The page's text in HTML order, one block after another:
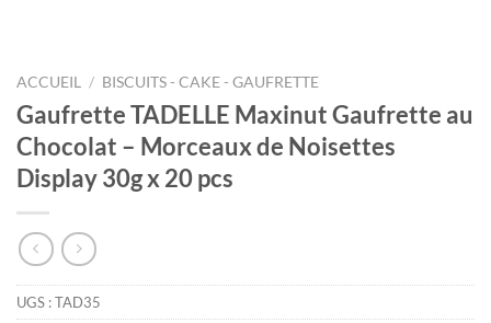
ACCUEIL / BISCUITS - CAKE - GAUFRETTE
Gaufrette TADELLE Maxinut Gaufrette au
Chocolat – Morceaux de Noisettes
Display 30g x 20 pcs
UGS :TAD35